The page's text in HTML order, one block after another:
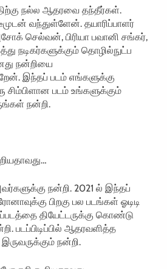
நல்ல ஆதரவை தந்தீர்கள்.
வந்துள்ளேன். தயாரிப்பாளர்
செல்வன், பிரியா பவானி சங்கர்,
நடிகர்களுக்கும் தொழில்நுட்ப
நன்றியை
இந்தப் படம் எங்களுக்கு
சிம்பிளான படம் உங்களுக்கும்
நன்றி.
நன்றி. 2021 ல் இந்தப்
பிறகு பல படங்கள் ஓடிடி
தியேட்டருக்கு கொண்டு
படப்பிடிப்பில் ஆதரவளித்த
நன்றி.